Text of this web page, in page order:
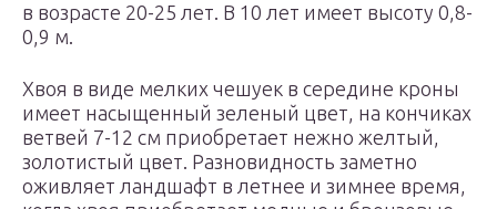
в возрасте 20-25 лет. В 10 лет имеет высоту 0,8-
0,9 м.
Хвоя в виде мелких чешуек в середине кроны
имеет насыщенный зеленый цвет, на кончиках
ветвей 7-12 см приобретает нежно желтый,
золотистый цвет. Разновидность заметно
оживляет ландшафт в летнее и зимнее время,